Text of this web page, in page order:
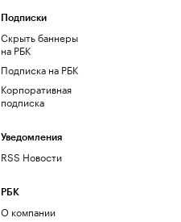
Подписки
Скрыть баннеры
на РБК
Подписка на РБК
Корпоративная
подписка
Уведомления
RSS Новости
РБК
О компании